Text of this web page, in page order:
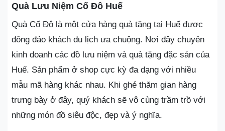
Quà Lưu Niệm Cố Đô Huế
Quà Cố Đô là một cửa hàng quà tặng tại Huế được
đông đảo khách du lịch ưa chuộng. Nơi đây chuyên
kinh doanh các đồ lưu niệm và quà tặng đặc sản của
Huế. Sản phẩm ở shop cực kỳ đa dạng với nhiều
mẫu mã hàng khác nhau. Khi ghé thăm gian hàng
trưng bày ở đây, quý khách sẽ vô cùng trầm trồ với
những món đồ siêu độc, đẹp và ý nghĩa.